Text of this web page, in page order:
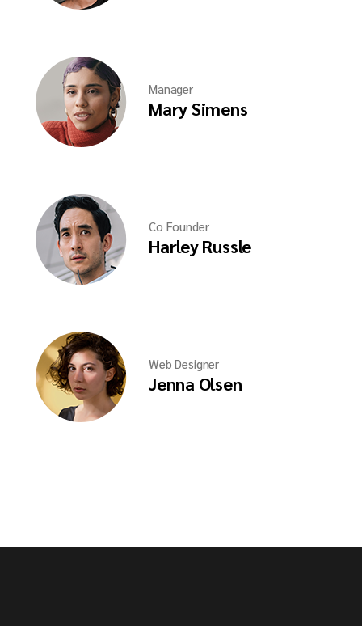
Manager
Mary Simens
Co Founder
Harley Russle
Web Designer
Jenna Olsen